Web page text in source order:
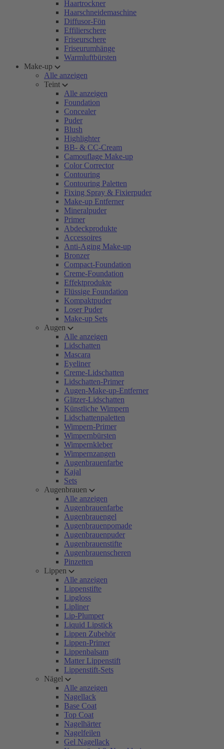
Haartrockner
Haarschneidemaschine
Diffusor-Fön
Effilierschere
Friseurschere
Friseurumhänge
Warmluftbürsten
Make-up
Alle anzeigen
Teint
Alle anzeigen
Foundation
Concealer
Puder
Blush
Highlighter
BB- & CC-Cream
Camouflage Make-up
Color Corrector
Contouring
Contouring Paletten
Fixing Spray & Fixierpuder
Make-up Entferner
Mineralpuder
Primer
Abdeckprodukte
Accessoires
Anti-Aging Make-up
Bronzer
Compact-Foundation
Creme-Foundation
Effektprodukte
Flüssige Foundation
Kompaktpuder
Loser Puder
Make-up Sets
Augen
Alle anzeigen
Lidschatten
Mascara
Eyeliner
Creme-Lidschatten
Lidschatten-Primer
Augen-Make-up-Entferner
Glitzer-Lidschatten
Künstliche Wimpern
Lidschattenpaletten
Wimpern-Primer
Wimpernbürsten
Wimpernkleber
Wimpernzangen
Augenbrauenfarbe
Kajal
Sets
Augenbrauen
Alle anzeigen
Augenbrauenfarbe
Augenbrauengel
Augenbrauenpomade
Augenbrauenpuder
Augenbrauenstifte
Augenbrauenscheren
Pinzetten
Lippen
Alle anzeigen
Lippenstifte
Lipgloss
Lipliner
Lip-Plumper
Liquid Lipstick
Lippen Zubehör
Lippen-Primer
Lippenbalsam
Matter Lippenstift
Lippenstift-Sets
Nägel
Alle anzeigen
Nagellack
Base Coat
Top Coat
Nagelhärter
Nagelfeilen
Gel Nagellack